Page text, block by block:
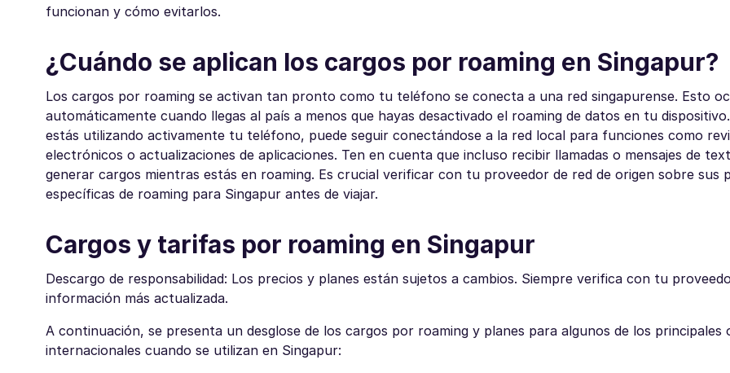
funcionan y cómo evitarlos.
¿Cuándo se aplican los cargos por roaming en Singapur?
Los cargos por roaming se activan tan pronto como tu teléfono se conecta a una red singapurense. Esto
automáticamente cuando llegas al país a menos que hayas desactivado el roaming de datos en tu
estás utilizando activamente tu teléfono, puede seguir conectándose a la red local para funciones como
electrónicos o actualizaciones de aplicaciones. Ten en cuenta que incluso recibir llamadas o mensajes de
generar cargos mientras estás en roaming. Es crucial verificar con tu proveedor de red de origen sobre sus
específicas de roaming para Singapur antes de viajar.
Cargos y tarifas por roaming en Singapur
Descargo de responsabilidad: Los precios y planes están sujetos a cambios. Siempre verifica con tu
información más actualizada.
A continuación, se presenta un desglose de los cargos por roaming y planes para algunos de los principales
internacionales cuando se utilizan en Singapur: